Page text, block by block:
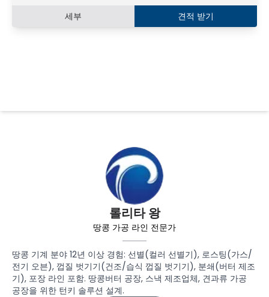
롤리타 왕
땅콩 가공 라인 전문가
땅콩 기계 분야 12년 이상 경험: 선별(컬러 선별기), 로스팅(가스/
전기 오븐), 껍질 벗기기(건조/습식 껍질 벗기기), 분쇄(버터 제조
기), 포장 라인 포함. 땅콩버터 공장, 스낵 제조업체, 견과류 가공
공장을 위한 턴키 솔루션 설계.
세부 견적 받기